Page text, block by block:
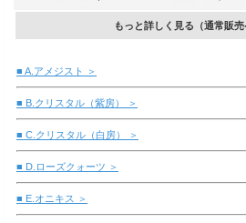
もっと詳しく見る（通常販売
■ A.アメジスト ＞
■ B.クリスタル（紫房） ＞
■ C.クリスタル（白房） ＞
■ D.ローズクォーツ ＞
■ E.オニキス ＞